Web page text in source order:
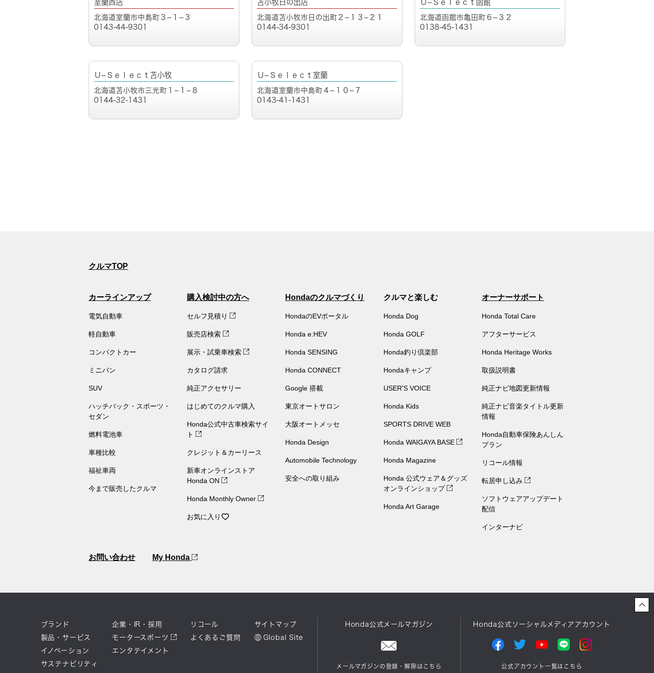
室蘭西店
北海道室蘭市中島町３−１−３
0143-44-9301
苫小牧日の出店
北海道苫小牧市日の出町２−１３−２１
0144-34-9301
Ｕ−Ｓｅｌｅｃｔ函館
北海道函館市亀田町６−３２
0138-45-1431
Ｕ−Ｓｅｌｅｃｔ苫小牧
北海道苫小牧市三光町１−１−８
0144-32-1431
Ｕ−Ｓｅｌｅｃｔ室蘭
北海道室蘭市中島町４−１０−７
0143-41-1431
クルマTOP
カーラインアップ
電気自動車
軽自動車
コンパクトカー
ミニバン
SUV
ハッチバック・スポーツ・
セダン
燃料電池車
車種比較
福祉車両
今まで販売したクルマ
購入検討中の方へ
セルフ見積り
販売店検索
展示・試乗車検索
カタログ請求
純正アクセサリー
はじめてのクルマ購入
Honda公式中古車検索サイ
ト
クレジット＆カーリース
新車オンラインストア
Honda ON
Honda Monthly Owner
お気に入り
Hondaのクルマづくり
HondaのEVポータル
Honda e:HEV
Honda SENSING
Honda CONNECT
Google 搭載
東京オートサロン
大阪オートメッセ
Honda Design
Automobile Technology
安全への取り組み
クルマと楽しむ
Honda Dog
Honda GOLF
Honda釣り倶楽部
Hondaキャンプ
USER'S VOICE
Honda Kids
SPORTS DRIVE WEB
Honda WAIGAYA BASE
Honda Magazine
Honda 公式ウェア＆グッズ
オンラインショップ
Honda Art Garage
オーナーサポート
Honda Total Care
アフターサービス
Honda Heritage Works
取扱説明書
純正ナビ地図更新情報
純正ナビ音楽タイトル更新
情報
Honda自動車保険あんしん
プラン
リコール情報
転居申し込み
ソフトウェアアップデート
配信
インターナビ
お問い合わせ My Honda
ブランド
製品・サービス
イノベーション
サステナビリティ
企業・IR・採用
モータースポーツ
エンタテイメント
リコール
よくあるご質問
サイトマップ
Global Site
Honda公式メールマガジン
メールマガジンの登録・解除はこちら
Honda公式ソーシャルメディアアカウント
公式アカウント一覧はこちら